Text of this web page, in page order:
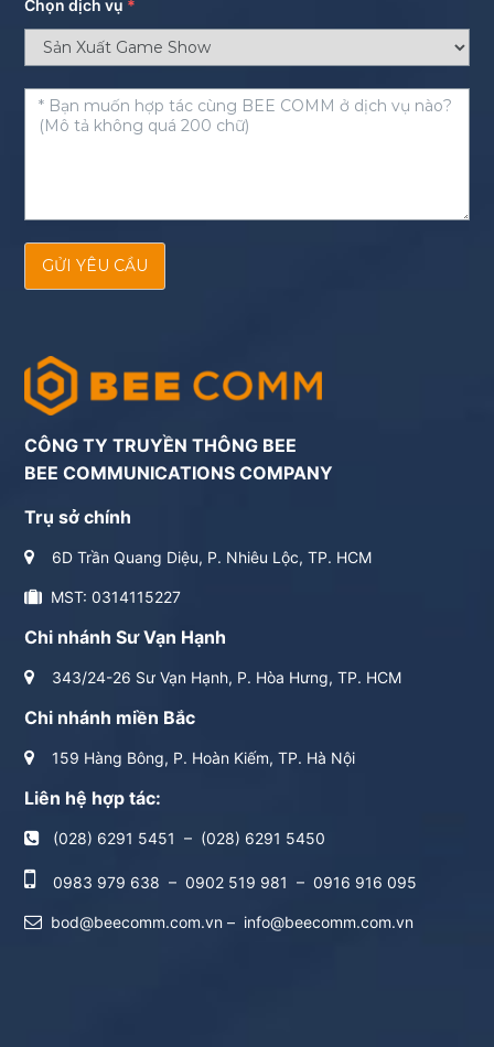
Chọn dịch vụ *
GỬI YÊU CẦU
CÔNG TY TRUYỀN THÔNG BEE
BEE COMMUNICATIONS COMPANY
Trụ sở chính
6D Trần Quang Diệu, P. Nhiêu Lộc, TP. HCM
MST: 0314115227
Chi nhánh Sư Vạn Hạnh
343/24-26 Sư Vạn Hạnh, P. Hòa Hưng, TP. HCM
Chi nhánh miền Bắc
159 Hàng Bông, P. Hoàn Kiếm, TP. Hà Nội
Liên hệ hợp tác:
(028) 6291 5451 – (028) 6291 5450
0983 979 638 – 0902 519 981 – 0916 916 095
bod@beecomm.com.vn – info@beecomm.com.vn